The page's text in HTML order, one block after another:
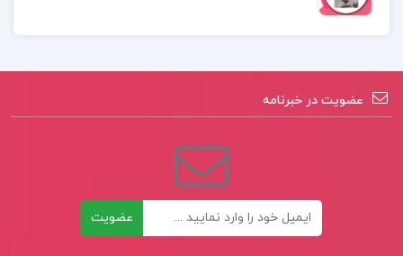
عضویت در خبرنامه
عضویت